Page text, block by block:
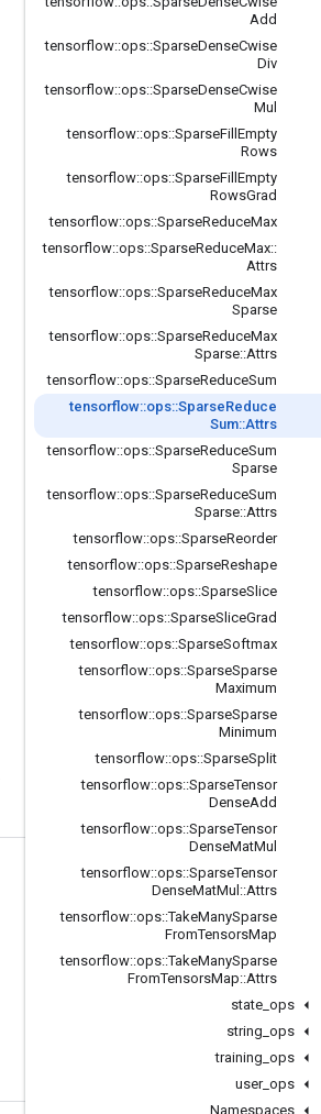
Add
tensorflow::ops::SparseDenseCwise
Div
tensorflow::ops::SparseDenseCwise
Mul
tensorflow::ops::SparseFill Empty
Rows
tensorflow::ops::SparseFill Empty
RowsGrad
tensorflow::ops::SparseReduceMax
tensorflow::ops::SparseReduceMax::
Attrs
tensorflow::ops::SparseReduceMax
Sparse
tensorflow::ops::SparseReduceMax
Sparse::Attrs
tensorflow::ops::SparseReduceSum
tensorflow::ops::SparseReduce
Sum::Attrs
tensorflow::ops::SparseReduceSum
Sparse
tensorflow::ops::SparseReduceSum
Sparse::Attrs
tensorflow::ops::SparseReorder
tensorflow::ops::SparseReshape
tensorflow::ops::SparseSlice
tensorflow::ops::SparseSliceGrad
tensorflow::ops::SparseSoftmax
tensorflow::ops::SparseSparse
Maximum
tensorflow::ops::SparseSparse
Minimum
tensorflow::ops::SparseSplit
tensorflow::ops::SparseTensor
DenseAdd
tensorflow::ops::SparseTensor
DenseMatMul
tensorflow::ops::SparseTensor
DenseMatMul ::Attrs
tensorflow::ops::TakeManySparse
FromTensorsMap
tensorflow::ops::TakeManySparse
FromTensorsMap::Attrs
state ops
string ops
training ops
user_ ops
Namespaces
مرتبط بمانید
وبلاگ
GitHub
YouTube